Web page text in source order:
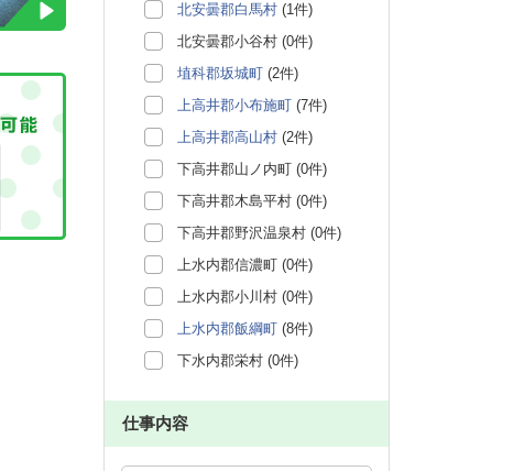
北安曇郡白馬村 (1件)
北安曇郡小谷村 (0件)
埴科郡坂城町 (2件)
上高井郡小布施町 (7件)
上高井郡高山村 (2件)
下高井郡山ノ内町 (0件)
下高井郡木島平村 (0件)
下高井郡野沢温泉村 (0件)
上水内郡信濃町 (0件)
上水内郡小川村 (0件)
上水内郡飯綱町 (8件)
下水内郡栄村 (0件)
仕事内容